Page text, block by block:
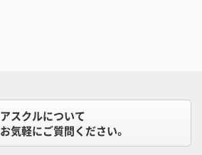
アスクルについて
お気軽にご質問ください。